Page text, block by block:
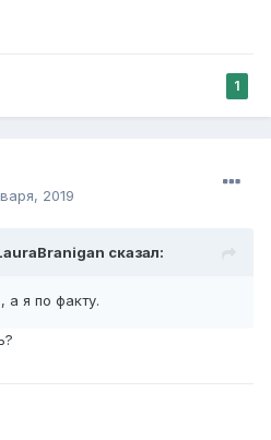
1
2019
сказал:
а я по факту.